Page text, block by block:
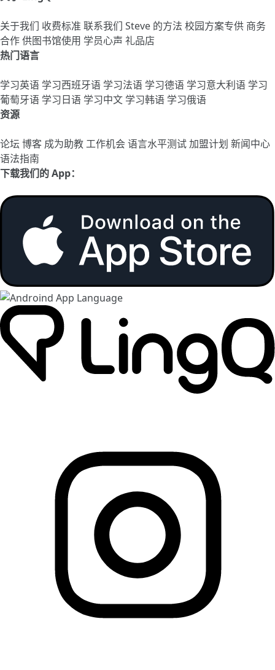
关于我们 收费标准 联系我们 Steve 的方法 校园方案专供 商务
合作供图书馆使用 学员心声 礼品店
热门语言
学习英语 学习西班牙语 学习法语 学习德语 学习意大利语 学习
葡萄牙语 学习日语 学习中文 学习韩语 学习俄语
资源
论坛 博客 成为助教工作机会语言水平测试加盟计划 新闻中心
语法指南
下载我们的 App：